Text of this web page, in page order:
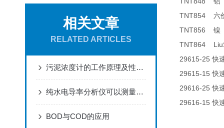
相关文章
RELATED ARTICLES
污泥浓度计的工作原理及性能特点
纯水电导率分析仪可以测量哪些物质的电导率？
BOD与COD的应用
TNT854 六
TNT856 镍
TNT864
29615-25快
29615-15快
29616-25快
29616-15快